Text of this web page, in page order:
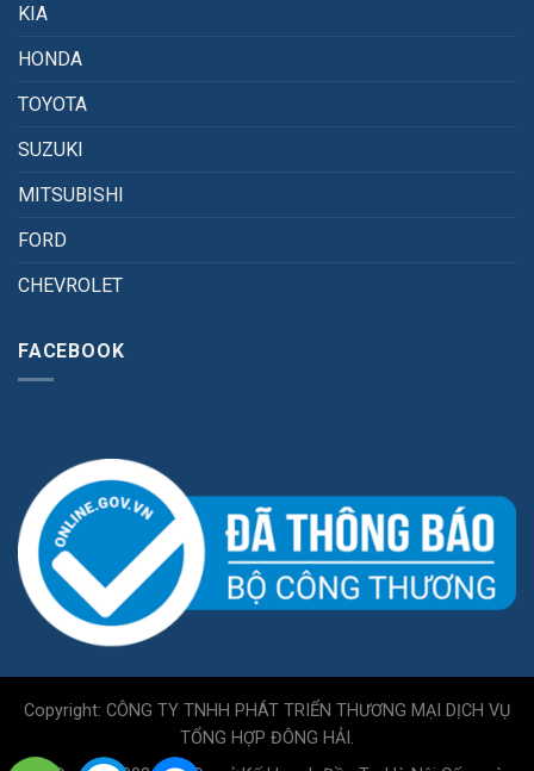
KIA
HONDA
TOYOTA
SUZUKI
MITSUBISHI
FORD
CHEVROLET
FACEBOOK
Copyright: CÔNG TY TNHH PHÁT TRIỂN THƯƠNG MẠI DỊCH VỤ
TỔNG HỢP ĐÔNG HẢI.